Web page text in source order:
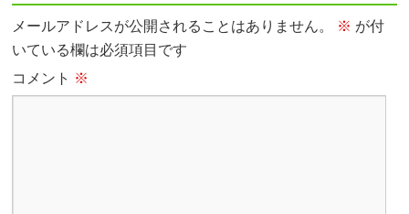
メールアドレスが公開されることはありません。 ※ が付
いている欄は必須項目です
コメント ※